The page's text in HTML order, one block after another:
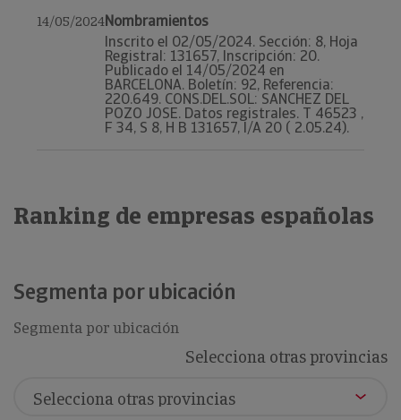
14/05/2024Nombramientos
Inscrito el 02/05/2024. Sección: 8, Hoja
Registral: 131657, Inscripción: 20.
Publicado el 14/05/2024 en
BARCELONA. Boletín: 92, Referencia:
220.649. CONS.DEL.SOL: SANCHEZ DEL
POZO JOSE. Datos registrales. T 46523 ,
F 34, S 8, H B 131657, I/A 20 ( 2.05.24).
Ranking de empresas españolas
Segmenta por ubicación
Segmenta por ubicación
Selecciona otras provincias